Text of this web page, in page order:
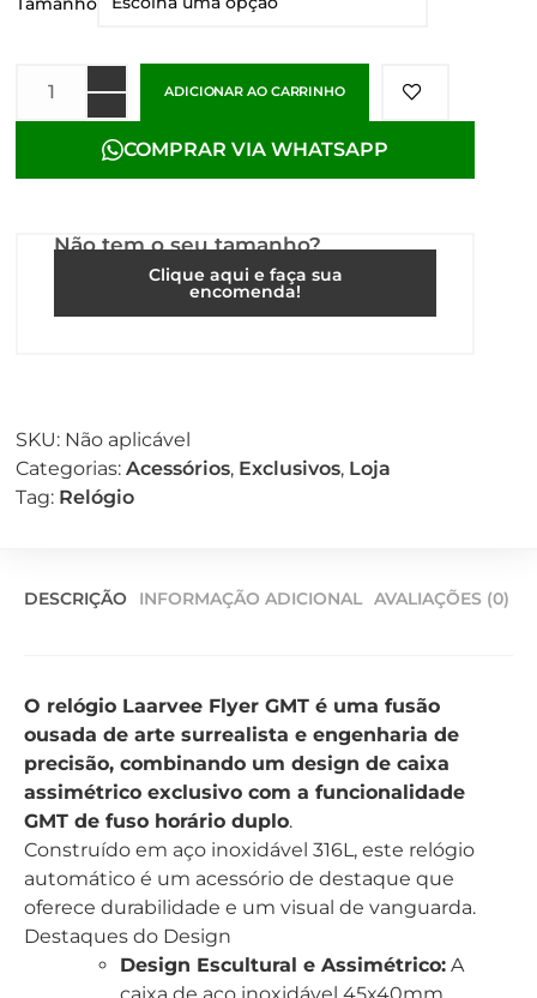
ADICIONAR AO CARRINHO
COMPRAR VIA WHATSAPP
Não tem o seu tamanho?
Clique aqui e faça sua
encomenda!
SKU: Não aplicável
Categorias: Acessórios, Exclusivos, Loja
Tag: Relógio
DESCRIÇÃO INFORMAÇÃO ADICIONAL AVALIAÇÕES (0)
O relógio Laarvee Flyer GMT é uma fusão
ousada de arte surrealista e engenharia de
precisão, combinando um design de caixa
assimétrico exclusivo com a funcionalidade
GMT de fuso horário duplo.
Construído em aço inoxidável 316L, este relógio
automático é um acessório de destaque que
oferece durabilidade e um visual de vanguarda.
Destaques do Design
Design Escultural e Assimétrico: A
caixa de aço inoxidável 45x40mm